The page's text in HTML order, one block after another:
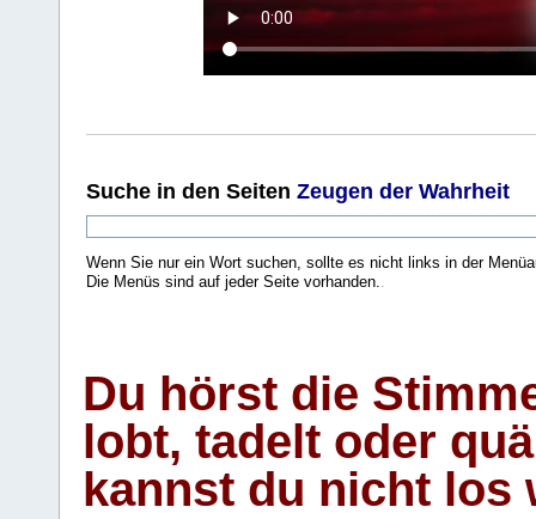
Suche in den Seiten Zeugen der Wahrheit
Wenn Sie nur ein Wort suchen, sollte es nicht links in der
Die Menüs sind auf jeder Seite vorhanden..
Du hörst die
lobt, tadelt oder
kannst du nicht los